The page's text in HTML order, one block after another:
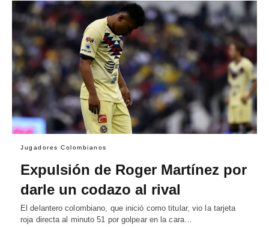
Jugadores Colombianos
Expulsión de Roger Martínez por
darle un codazo al rival
El delantero colombiano, que inició como titular, vio la tarjeta
roja directa al minuto 51 por golpear en la cara…